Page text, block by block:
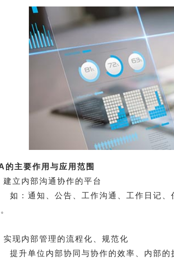
的主要作用与应用范围
建立内部沟通协作的平台
如：通知、公告、工作沟通、工作日记
实现内部管理的流程化、规范化
提升单位内部协同与协作的效率、内部